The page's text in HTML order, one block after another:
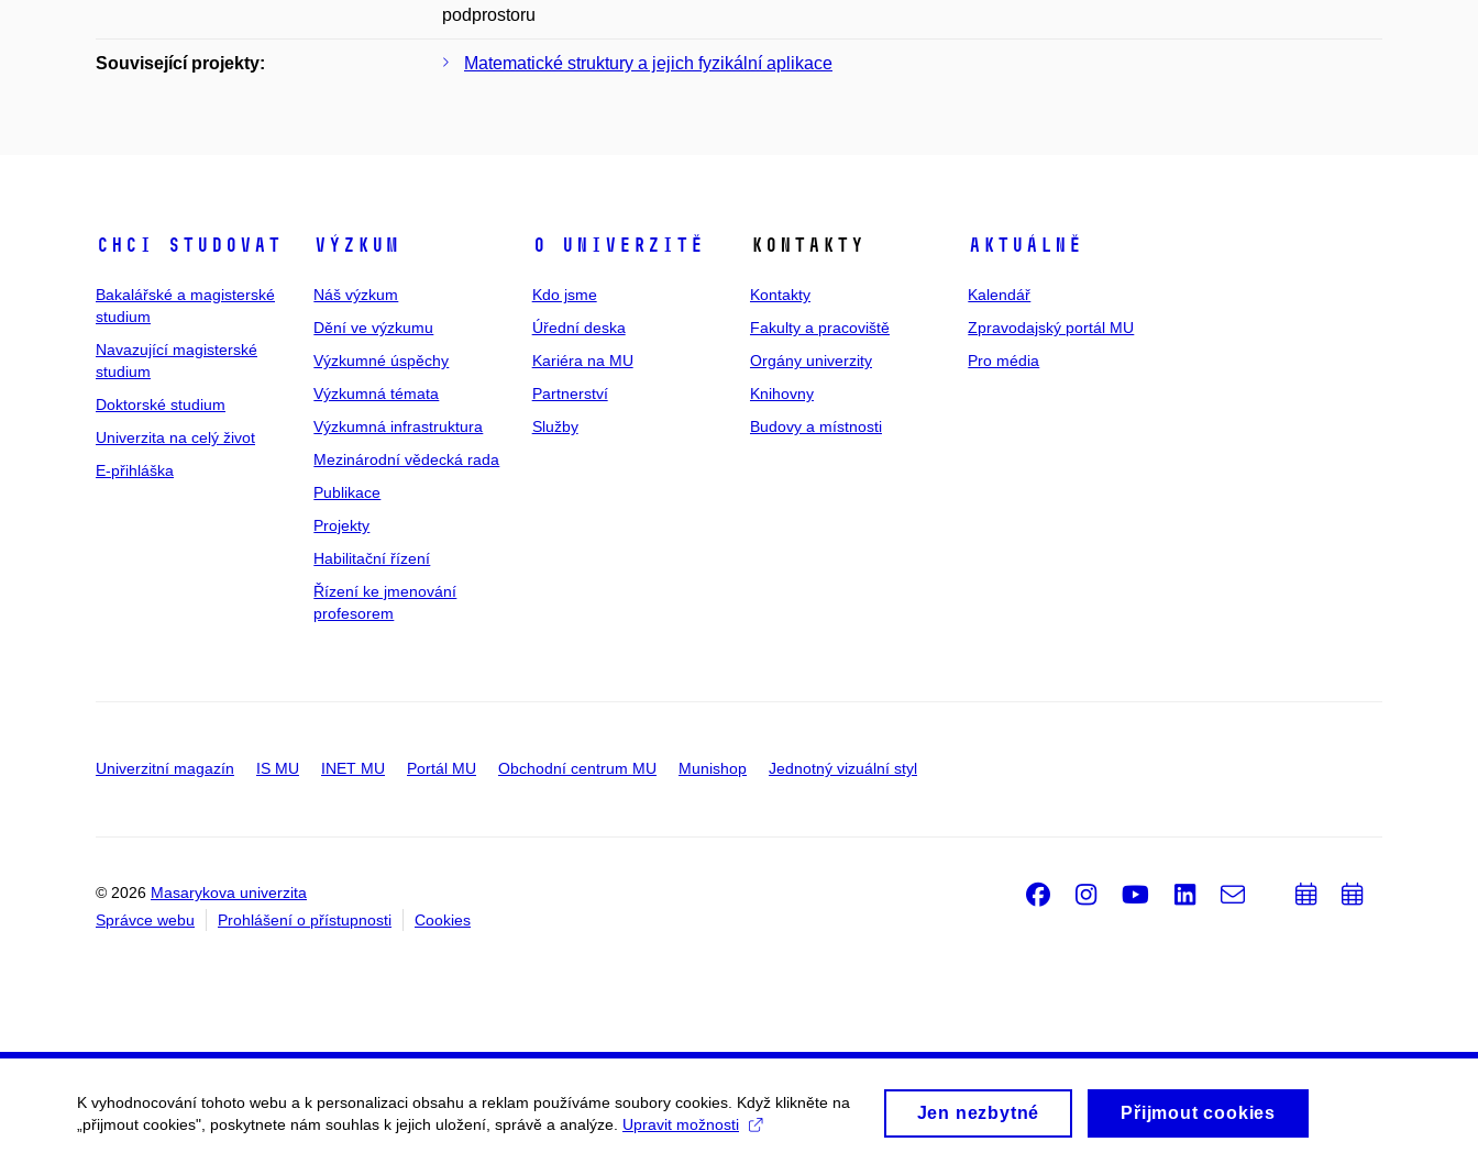
podprostoru
Související projekty: Matematické struktury a jejich fyzikální aplikace
Chci studovat
Bakalářské a magisterské
studium
Navazující magisterské
studium
Doktorské studium
Univerzita na celý život
E-přihláška
Výzkum
Náš výzkum
Dění ve výzkumu
Výzkumné úspěchy
Výzkumná témata
Výzkumná infrastruktura
Mezinárodní vědecká rada
Publikace
Projekty
Habilitační řízení
Řízení ke jmenování
profesorem
O univerzitě
Kdo jsme
Úřední deska
Kariéra na MU
Partnerství
Služby
Kontakty
Kontakty
Fakulty a pracoviště
Orgány univerzity
Knihovny
Budovy a místnosti
Aktuálně
Kalendář
Zpravodajský portál MU
Pro média
Univerzitní magazín IS MU INET MU Portál MU Obchodní centrum MU Munishop Jednotný vizuální styl
© 2026 Masarykova univerzita
Správce webu
Prohlášení o přístupnosti Cookies
Facebook
Instagram
Youtube
LinkedIn
e-
PřidatPřidat
K vyhodnocování tohoto webu a k personalizaci obsahu a reklam používáme soubory cookies. Když klikněte na
„přijmout cookies", poskytnete nám souhlas k jejich uložení, správě a analýze. Upravit možnosti
Jen nezbytné Přijmout cookies